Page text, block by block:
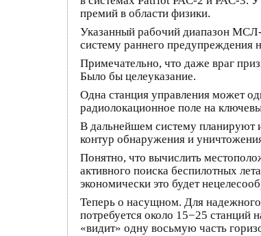
премий в области физики.
Указанный рабочий диапазон МСЛ-
систему раннего предупреждения
Примечательно, что даже враг
Было бы целеуказание.
Одна станция управления может
радиолокационное поле на
В дальнейшем систему планируют
контур обнаружения и
Понятно, что вычислить
активного поиска беспилотных
экономически это будет
Теперь о насущном. Для
потребуется около 15−25 станций
«видит» одну восьмую часть